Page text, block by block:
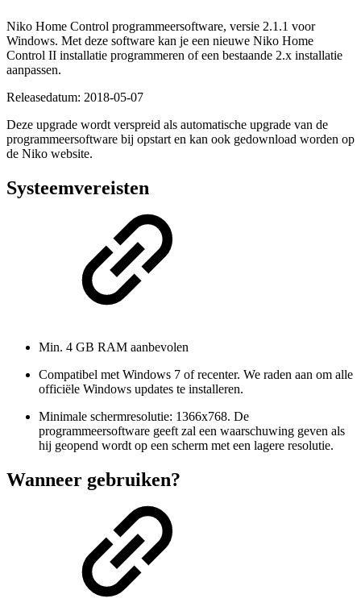
Niko Home Control programmeersoftware, versie 2.1.1 voor
Windows. Met deze software kan je een nieuwe Niko Home
Control II installatie programmeren of een bestaande 2.x installatie
aanpassen.
Releasedatum: 2018-05-07
Deze upgrade wordt verspreid als automatische upgrade van de
programmeersoftware bij opstart en kan ook gedownload worden op
de Niko website.
Systeemvereisten
Min. 4 GB RAM aanbevolen
Compatibel met Windows 7 of recenter. We raden aan om alle
officiële Windows updates te installeren.
Minimale schermresolutie: 1366x768. De
programmeersoftware geeft zal een waarschuwing geven als
hij geopend wordt op een scherm met een lagere resolutie.
Wanneer gebruiken?